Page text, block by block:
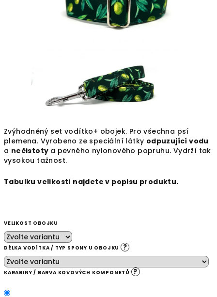
Zvýhodněný set vodítko+ obojek. Pro všechna psí
plemena. Vyrobeno ze speciální látky odpuzující vodu
a nečistoty a pevného nylonového popruhu. Vydrží tak
vysokou tažnost.
Tabulku velikostí najdete v popisu produktu.
VELIKOST OBOJKU
DÉLKA VODÍTKA / TYP SPONY U OBOJKU ?
KARABINY / BARVA KOVOVÝCH KOMPONETŮ ?